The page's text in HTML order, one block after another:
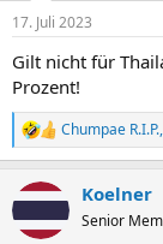
n
e
n
:
17. Juli 2023
Gilt nicht für
Prozent!
R
e
k
i
Chumpae R.I.P.,
Koelner
Senior